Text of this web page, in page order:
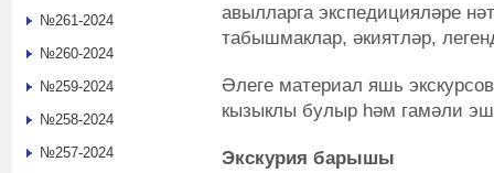
авылларга экспедицияләре
табышмаклар, әкиятләр,
Әлеге материал яшь
кызыклы булыр һәм гамәли
Экскурия барышы
№261-2024
№260-2024
№259-2024
№258-2024
№257-2024